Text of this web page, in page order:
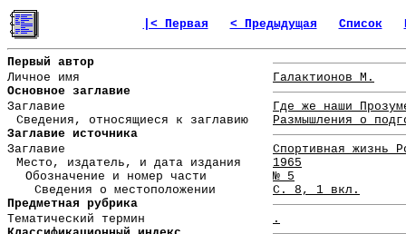
|< Первая < Предыдущая Список
Первый автор
Личное имя
Галактионов М.
Основное заглавие
Заглавие
Где же наши
Сведения, относящиеся к заглавию
Размышления о
Заглавие источника
Заглавие
Спортивная жизнь
Место, издатель, и дата издания
1965
Обозначение и номер части
№ 5
Сведения о местоположении
С. 8, 1 вкл.
Предметная рубрика
Тематический термин
.